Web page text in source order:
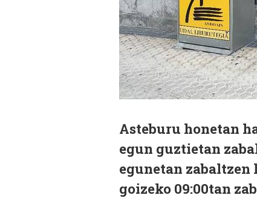
Asteburu honetan
egun guztietan
egunetan
goizeko 09:00tan